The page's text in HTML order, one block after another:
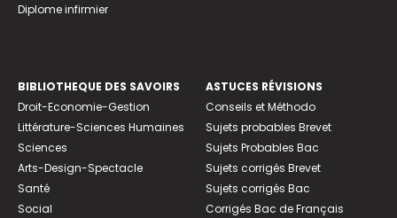
Diplome infirmier
BIBLIOTHEQUE DES SAVOIRS
Droit-Economie-Gestion
Littérature-Sciences Humaines
Sciences
Arts-Design-Spectacle
Santé
Social
ASTUCES RÉVISIONS
Conseils et Méthodo
Sujets probables Brevet
Sujets Probables Bac
Sujets corrigés Brevet
Sujets corrigés Bac
Corrigés Bac de Français